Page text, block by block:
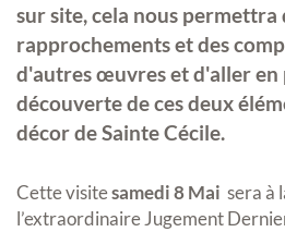
sur site, cela nous permettra
rapprochements et des
d'autres œuvres et d'aller en
découverte de ces deux
décor de Sainte Cécile.
Cette visitesamedi 8 Mai sera à
l’extraordinaire Jugement